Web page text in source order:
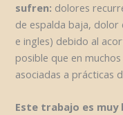
sufren: dolores
de espalda baja,
e ingles) debido al
posible que en
asociadas a prácticas
Este trabajo es muy